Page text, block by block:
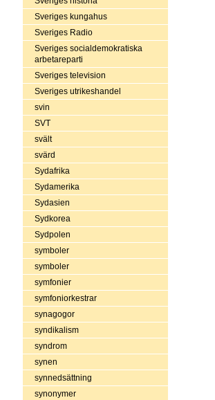
Sveriges kungahus
Sveriges Radio
Sveriges socialdemokratiska
arbetareparti
Sveriges television
Sveriges utrikeshandel
svin
SVT
svält
svärd
Sydafrika
Sydamerika
Sydasien
Sydkorea
Sydpolen
symboler
symboler
symfonier
symfoniorkestrar
synagogor
syndikalism
syndrom
synen
synnedsättning
synonymer